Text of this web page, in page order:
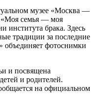
музее «Москва —
«Моя семья — моя
института брака. Здесь
традиции за последние
объединяет фотоснимки
и посвящена
и родителей.
на официальном